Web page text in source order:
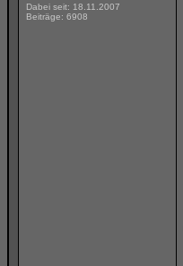
Dabei seit: 18.11.2007
Beiträge: 6908